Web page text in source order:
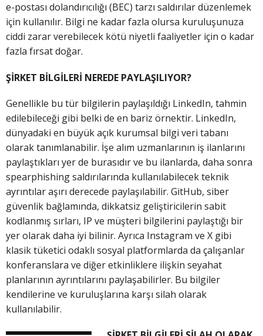
e-postası dolandırıcılığı (BEC) tarzı saldırılar düzenlemek
için kullanılır. Bilgi ne kadar fazla olursa kuruluşunuza
ciddi zarar verebilecek kötü niyetli faaliyetler için o kadar
fazla fırsat doğar.
ŞİRKET BİLGİLERİ NEREDE PAYLAŞILIYOR?
Genellikle bu tür bilgilerin paylaşıldığı LinkedIn, tahmin
edilebileceği gibi belki de en bariz örnektir. LinkedIn,
dünyadaki en büyük açık kurumsal bilgi veri tabanı
olarak tanımlanabilir. İşe alım uzmanlarının iş ilanlarını
paylaştıkları yer de burasıdır ve bu ilanlarda, daha sonra
spearphishing saldırılarında kullanılabilecek teknik
ayrıntılar aşırı derecede paylaşılabilir. GitHub, siber
güvenlik bağlamında, dikkatsiz geliştiricilerin sabit
kodlanmış sırları, IP ve müşteri bilgilerini paylaştığı bir
yer olarak daha iyi bilinir. Ayrıca Instagram ve X gibi
klasik tüketici odaklı sosyal platformlarda da çalışanlar
konferanslara ve diğer etkinliklere ilişkin seyahat
planlarının ayrıntılarını paylaşabilirler. Bu bilgiler
kendilerine ve kuruluşlarına karşı silah olarak
kullanılabilir.